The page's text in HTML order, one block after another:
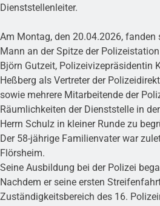
Dienststellenleiter.
Am Montag, den 20.04.2026, fanden
Mann an der Spitze der
Björn Gutzeit, Polizeivizepräsidentin
Heßberg als Vertreter der
sowie mehrere Mitarbeitende der
Räumlichkeiten der Dienststelle in
Herrn Schulz in kleiner Runde zu
Der 58-jährige Familienvater war
Flörsheim.
Seine Ausbildung bei der Polizei
Nachdem er seine ersten
Zuständigkeitsbereich des 16.